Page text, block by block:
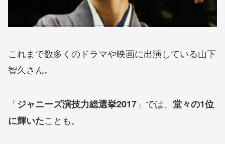
これまで数多くのドラマや映画に出演している山下
智久さん。
「ジャニーズ演技力総選挙2017 」では、 堂々の1位
に輝いたことも。